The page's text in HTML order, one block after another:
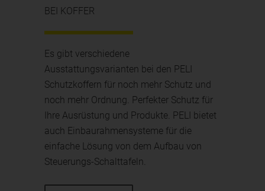
BEI KOFFER
Es gibt verschiedene
Ausstattungsvarianten bei den PELI
Schutzkoffern für noch mehr Schutz und
noch mehr Ordnung. Perfekter Schutz für
Ihre Ausrüstung und Produkte. PELI bietet
auch Einbaurahmensysteme für die
einfache Lösung von dem Aufbau von
Steuerungs-Schalttafeln.